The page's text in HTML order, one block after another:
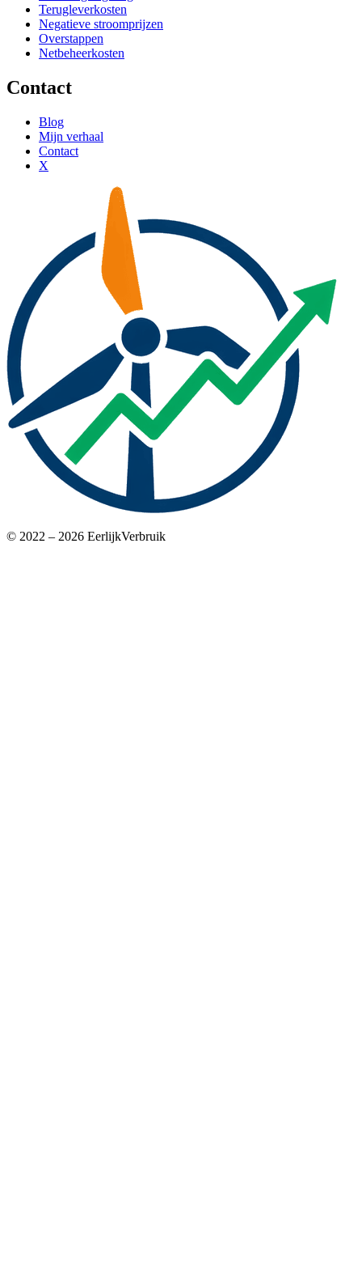
Terugleverkosten
Negatieve stroomprijzen
Overstappen
Netbeheerkosten
Contact
Blog
Mijn verhaal
Contact
X
© 2022 – 2026 EerlijkVerbruik